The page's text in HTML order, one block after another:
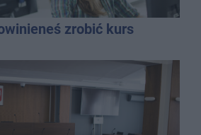
zrobić kurs